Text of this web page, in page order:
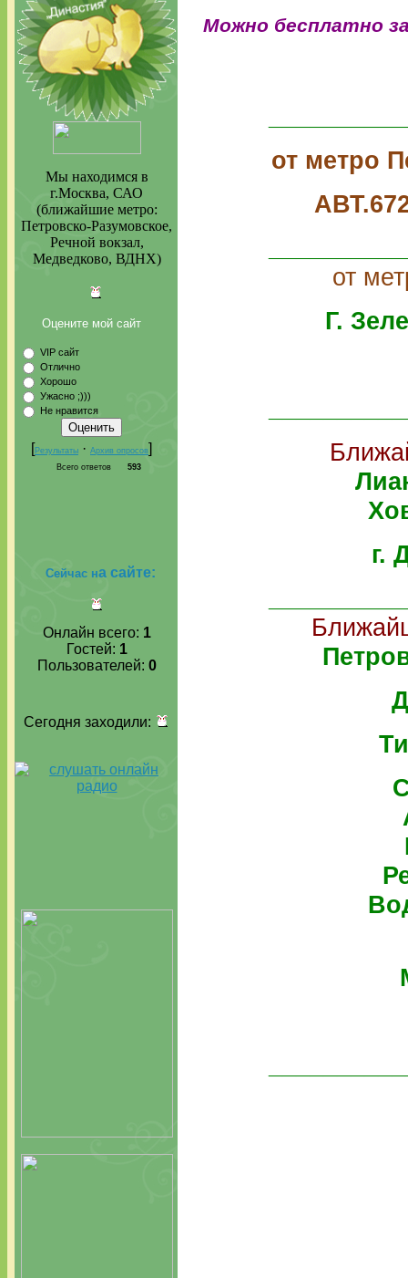
Мы находимся в
г.Москва, САО
(ближайшие метро:
Петровско-Разумовское,
Речной вокзал,
Медведково, ВДНХ)
Оцените мой сайт
VIP сайт
Отлично
Хорошо
Ужасно ;)))
Не нравится
[Результаты · Архив опросов]
Всего ответов 593
Сейчас на сайте:
Онлайн всего: 1
Гостей: 1
Пользователей: 0
Сегодня заходили:
Можно бесплатно
от метро
от
Г.
г.